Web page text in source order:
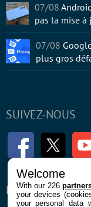
SUIVEZ-NOUS
Facebook
ENTREPRISE
07/08
pas la mise à
07/08
plus gros
Welcome
With our 226
your devices
your personal data